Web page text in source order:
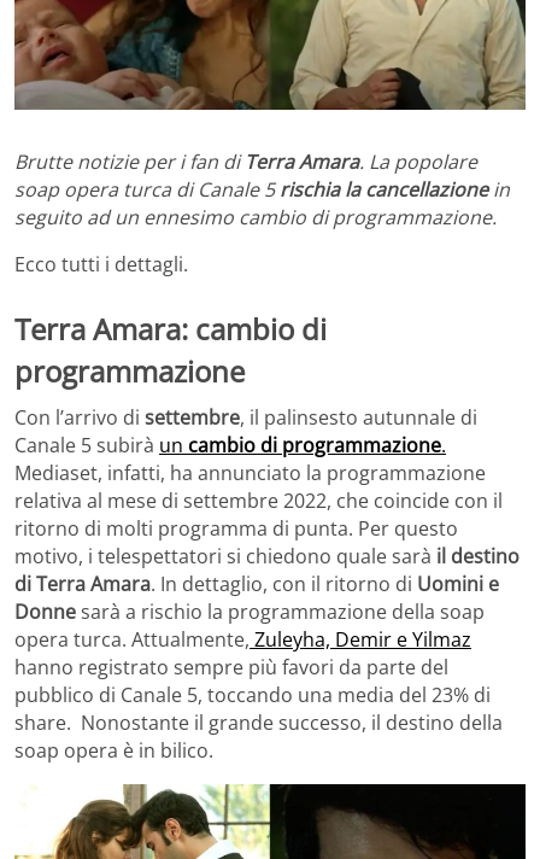
Brutte notizie per i fan diTerra Amara. La popolare
soap opera turca di Canale 5rischia la cancellazionein
seguito ad un ennesimo cambio di programmazione.
Ecco tutti i dettagli.
Terra Amara: cambio di
programmazione
Con l’arrivo di settembre, il palinsesto autunnale di
Canale 5 subirà un cambio di programmazione.
Mediaset, infatti, ha annunciato la programmazione
relativa al mese di settembre 2022, che coincide con il
ritorno di molti programma di punta. Per questo
motivo, i telespettatori si chiedono quale sarà il destino
di Terra Amara. In dettaglio, con il ritorno di Uomini e
Donnesarà a rischio la programmazione della soap
opera turca. Attualmente, Zuleyha, Demir e Yilmaz
hanno registrato sempre più favori da parte del
pubblico di Canale 5, toccando una media del 23% di
share. Nonostante il grande successo, il destino della
soap opera è in bilico.